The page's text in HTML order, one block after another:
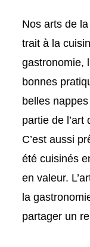
Nos arts de
trait à la
gastronomie,
bonnes
belles
partie de
C’est aussi
été cuisinés
en valeur.
la
partager un